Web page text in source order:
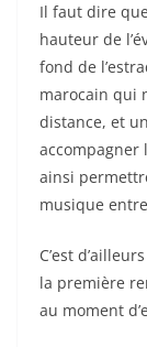
Il faut dire
hauteur de
fond de
marocain qui
distance, et
accompagner
ainsi
musique
C’est
la première
au moment